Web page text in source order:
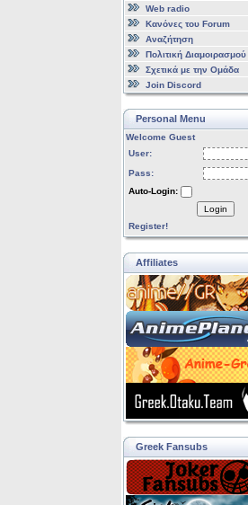
Web radio
Κανόνες του Forum
Αναζήτηση
Πολιτική Διαμοιρασμού
Σχετικά με την Ομάδα
Join Discord
Personal Menu
Welcome Guest
User:
Pass:
Auto-Login:
Login
Register!
Affiliates
Greek Fansubs